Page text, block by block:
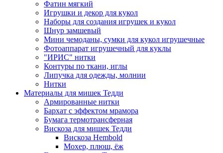
Фатин мягкий
Игрушки и декор для кукол
Наборы для создания игрушек и кукол
Шнур замшевый
Мини чемоданы, сумки для кукол игрушечные
Фотоаппарат игрушечный для куклы
"ИРИС" нитки
Контуры по ткани, иглы
Липучка для одежды, молнии
Нитки
Материалы для мишек Тедди
Армированные нитки
Бархат с эффектом мрамора
Бумага термотрансферная
Вискоза для мишек Тедди
Вискоза Hembold
Мохер, плюш, ёж